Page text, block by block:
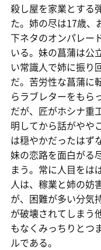
殺し屋を家業とする
た。姉の尽は17歳、
下ネタのオンパレー
いる。妹の菖蒲は公
い常識人で姉に振り
だ。苦労性な菖蒲に
らラブレターをもら
だが、匠がホシナ重
明してから話がやや
は穏やかだったはず
妹の恋路を面白がる
まう。常に人目をは
人は、稼業と姉の妨
が、困難が多い分気
が破壊されてしまう
もなくみっちりとつ
ルである。